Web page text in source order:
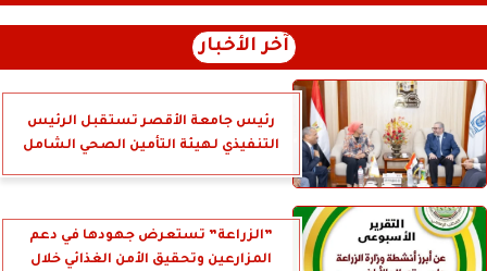
آخر الأخبار
رئيس جامعة الأقصر تستقبل الرئيس
التنفيذي لهيئة التأمين الصحي الشامل
”الزراعة” تستعرض جهودها في دعم
المزارعين وتحقيق الأمن الغذائي خلال